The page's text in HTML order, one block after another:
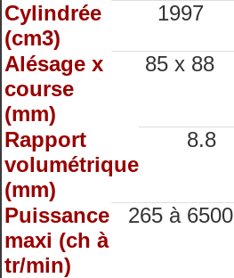
Cylindrée
(cm3)
1997
Alésage x
course
(mm)
85 x 88
Rapport
volumétrique
(mm)
8.8
Puissance
maxi (ch à
tr/min)
265 à 6500